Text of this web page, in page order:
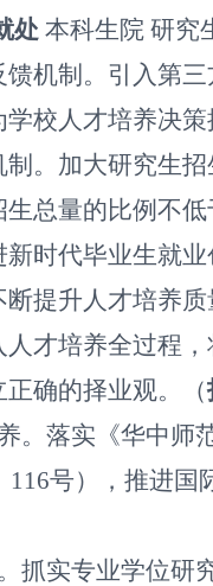
处 本科生院 研究
机制。引入第
校人才培养决
。加大研究生
总量的比例不低
时代毕业生就
提升人才培养
才培养全过程
确的择业观。（
。落实《华中师
116号），推进国
抓实专业学位研